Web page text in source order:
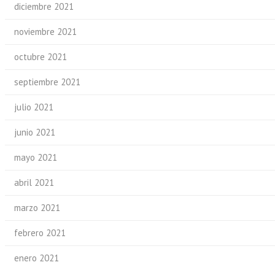
diciembre 2021
noviembre 2021
octubre 2021
septiembre 2021
julio 2021
junio 2021
mayo 2021
abril 2021
marzo 2021
febrero 2021
enero 2021